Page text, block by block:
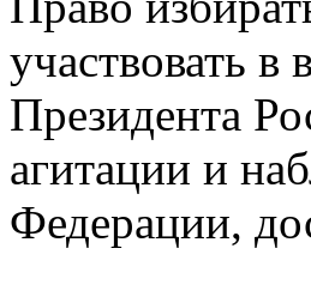
участвовать
Президента
агитации и
Федерации,